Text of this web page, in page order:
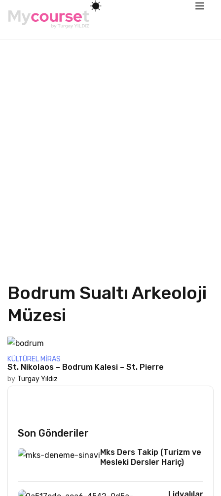
Bodrum Sualtı Arkeoloji
Müzesi
KÜLTÜREL MIRAS
St. Nikolaos – Bodrum Kalesi – St. Pierre
by Turgay Yıldız
Son Gönderiler
Mks Ders Takip (Turizm ve
Mesleki Dersler Hariç)